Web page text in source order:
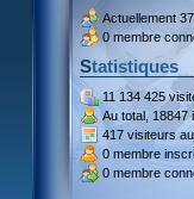
Actuellement
0 membre
Statistiques
11 134 425
Au total, 18847
417 visiteurs
0 membre
0 membre